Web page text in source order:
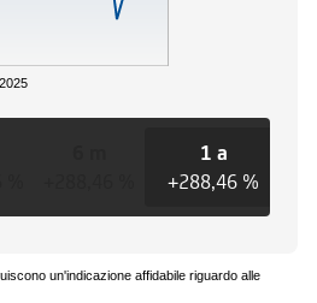
1 a
+288,46 %
un'indicazione affidabile riguardo alle